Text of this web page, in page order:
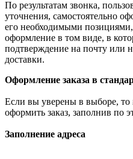
По результатам звонка,
уточнения, самостоятельно
его необходимыми позициями,
оформление в том виде, в
подтверждение на почту или
доставки.
Оформление заказа в
Если вы уверены в выборе, то
оформить заказ, заполнив по
Заполнение адреса